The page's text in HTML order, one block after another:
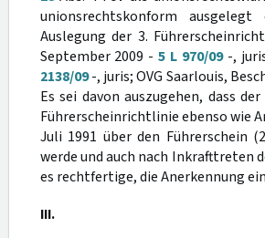
unionsrechtskonform
Auslegung der 3.
September 2009 -5 L 970/09-,
2138/09-, juris; OVG Saarlouis,
Es sei davon auszugehen, dass
Führerscheinrichtlinie ebenso wie
Juli 1991 über den Führerschein
werde und auch nach Inkrafttreten
es rechtfertige, die Anerkennung
III.